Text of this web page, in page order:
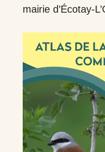
mairie d’Écotay-